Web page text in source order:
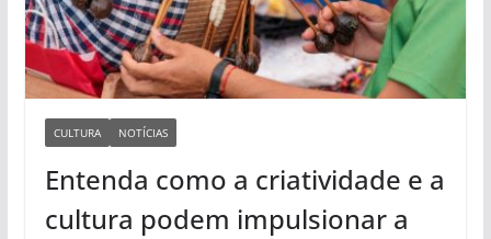
CULTURA NOTÍCIAS
Entenda como a criatividade e a
cultura podem impulsionar a